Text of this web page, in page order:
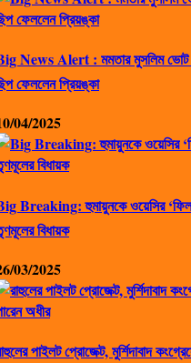
News Alert : মমতার মুসলিম ভোট
ফেললেন প্রিয়ঙ্কা
04/2025
Breaking: হুমায়ুনকে ওয়েসির
বিধায়ক
03/2025
পাইলট প্রোজেক্ট, মুর্শিদাবাদ